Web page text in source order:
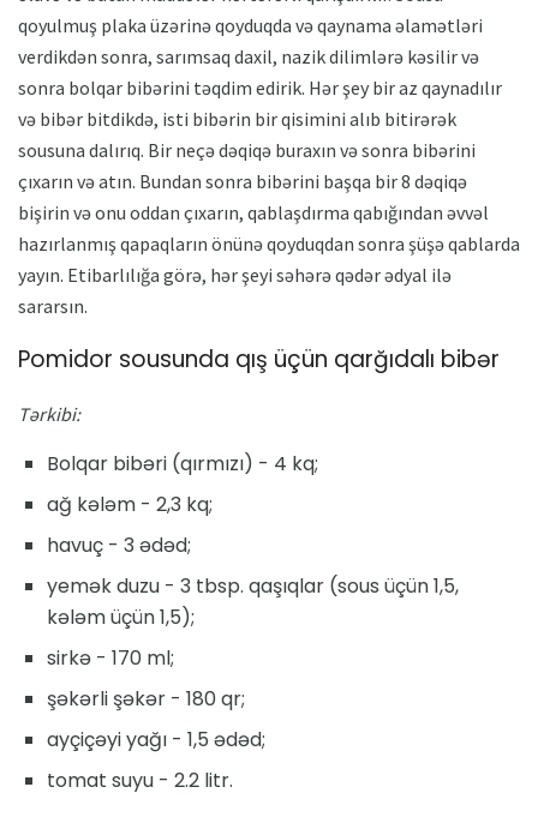
qoyulmuş plaka üzərinə qoyduqda və qaynama əlamətləri
verdikdən sonra, sarımsaq daxil, nazik dilimlərə kəsilir və
sonra bolqar bibərini təqdim edirik. Hər şey bir az qaynadılır
və bibər bitdikdə, isti bibərin bir qisimini alıb bitirərək
sousuna dalırıq. Bir neçə dəqiqə buraxın və sonra bibərini
çıxarın və atın. Bundan sonra bibərini başqa bir 8 dəqiqə
bişirin və onu oddan çıxarın, qablaşdırma qabığından əvvəl
hazırlanmış qapaqların önünə qoyduqdan sonra şüşə qablarda
yayın. Etibarlılığa görə, hər şeyi səhərə qədər ədyal ilə
sararsın.
Pomidor sousunda qış üçün qarğıdalı bibər
Tərkibi:
Bolqar bibəri (qırmızı) - 4 kq;
ağ kələm - 2,3 kq;
havuç - 3 ədəd;
yemək duzu - 3 tbsp. qaşıqlar (sous üçün 1,5,
kələm üçün 1,5);
sirkə - 170 ml;
şəkərli şəkər - 180 qr;
ayçiçəyi yağı - 1,5 ədəd;
tomat suyu - 2.2 litr.